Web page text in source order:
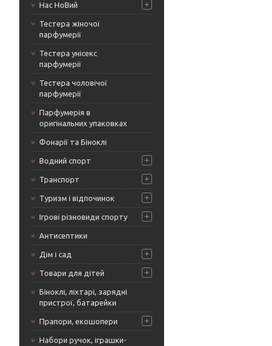
Нас НоВий
Тестера жіночої
парфумерії
Тестера унісекс
парфумерії
Тестера чоловічої
парфумерії
Парфумерія в
оригінальних упаковках
Фонарії та Біноклі
Водний спорт
Транспорт
Туризм і відпочинок
Ігрові різновиди спорту
Антисептики
Дім і сад
Товари для дітей
Біноклі, ліхтарі, зарядні
пристрої, батарейки
Прапори, екошопери
Набори ручок, іграшки-